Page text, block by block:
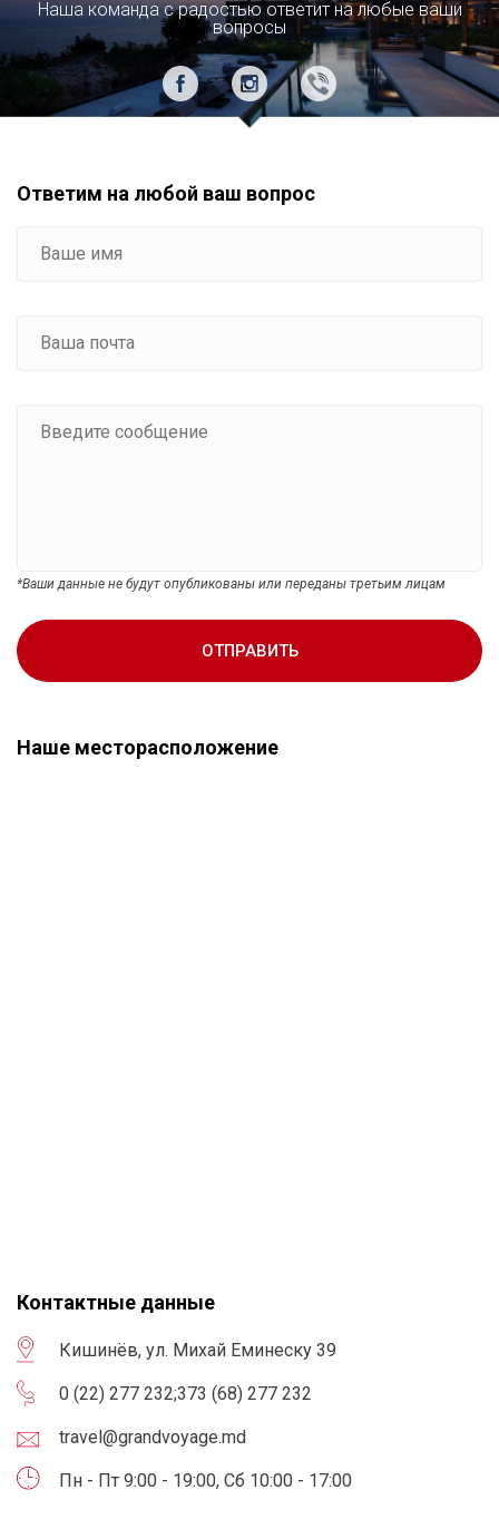
Наша команда с радостью ответит на любые ваши
вопросы
Ответим на любой ваш вопрос
*Ваши данные не будут опубликованы или переданы третьим лицам
ОТПРАВИТЬ
Наше месторасположение
Контактные данные
Кишинёв, ул. Михай Еминеску 39
0 (22) 277 232;373 (68) 277 232
travel@grandvoyage.md
Пн - Пт 9:00 - 19:00, Сб 10:00 - 17:00